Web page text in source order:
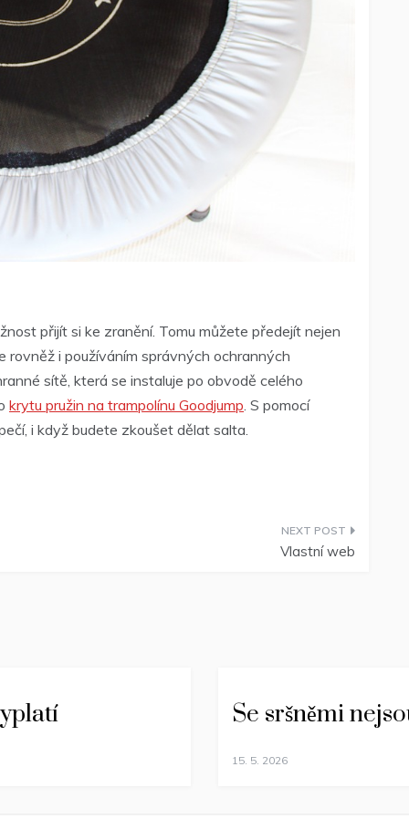
přijít si ke zranění. Tomu můžete předejít nejen
rovněž i používáním správných ochranných
sítě, která se instaluje po obvodě celého
krytu pružin na trampolínu Goodjump . S pomocí
i když budete zkoušet dělat salta.
Vlastní web
Se sršněmi
15. 5. 2026